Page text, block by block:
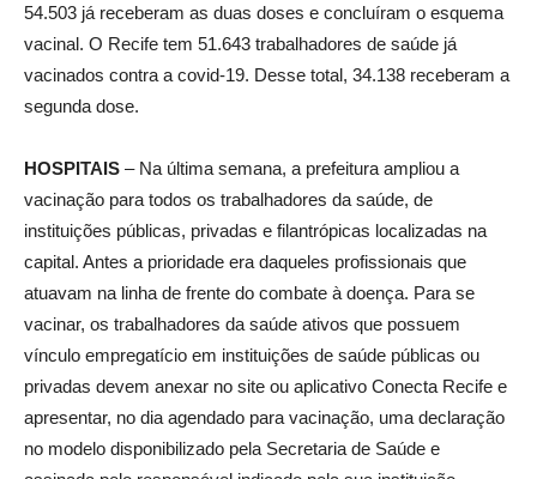
54.503 já receberam as duas doses e concluíram o esquema
vacinal. O Recife tem 51.643 trabalhadores de saúde já
vacinados contra a covid-19. Desse total, 34.138 receberam a
segunda dose.
HOSPITAIS – Na última semana, a prefeitura ampliou a
vacinação para todos os trabalhadores da saúde, de
instituições públicas, privadas e filantrópicas localizadas na
capital. Antes a prioridade era daqueles profissionais que
atuavam na linha de frente do combate à doença. Para se
vacinar, os trabalhadores da saúde ativos que possuem
vínculo empregatício em instituições de saúde públicas ou
privadas devem anexar no site ou aplicativo Conecta Recife e
apresentar, no dia agendado para vacinação, uma declaração
no modelo disponibilizado pela Secretaria de Saúde e